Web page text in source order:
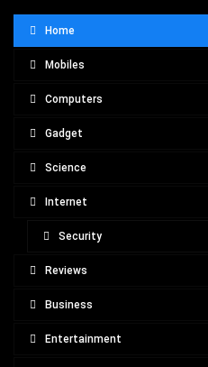
Home
Mobiles
Computers
Gadget
Science
Internet
Security
Reviews
Business
Entertainment